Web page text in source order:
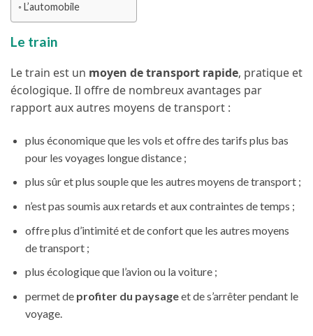
L’automobile
Le train
Le train est un moyen de transport rapide, pratique et
écologique. Il offre de nombreux avantages par
rapport aux autres moyens de transport :
plus économique que les vols et offre des tarifs plus bas
pour les voyages longue distance ;
plus sûr et plus souple que les autres moyens de transport ;
n’est pas soumis aux retards et aux contraintes de temps ;
offre plus d’intimité et de confort que les autres moyens
de transport ;
plus écologique que l’avion ou la voiture ;
permet de profiter du paysageet de s’arrêter pendant le
voyage.